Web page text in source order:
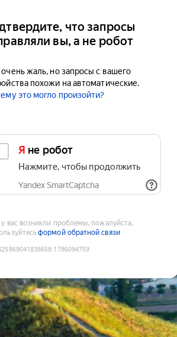
что запросы
вы, а не робот
жаль, но запросы с вашего
похожи на автоматические.
это могло произойти?
Я не робот
Нажмите, чтобы продолжить
Yandex SmartCaptcha
у вас возникли проблемы, пожалуйста,
формой обратной связи
:1786094759